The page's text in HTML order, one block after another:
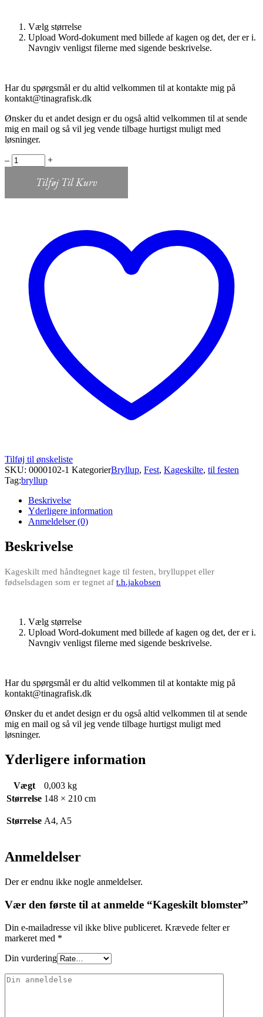
Vælg størrelse
Upload Word-dokument med billede af kagen og det, der er i.
Navngiv venligst filerne med sigende beskrivelse.
Har du spørgsmål er du altid velkommen til at kontakte mig på
kontakt@tinagrafisk.dk
Ønsker du et andet design er du også altid velkommen til at sende
mig en mail og så vil jeg vende tilbage hurtigst muligt med
løsninger.
Kageskilt
blomster
‒ +
Tilføj Til Kurv
Tilføj til ønskeliste
SKU: 0000102-1 KategorierBryllup, Fest, Kageskilte, til festen
Tag:bryllup
Beskrivelse
Yderligere information
Anmeldelser (0)
Beskrivelse
Kageskilt med håndtegnet kage til festen, brylluppet eller
fødselsdagen som er tegnet af t.h.jakobsen
Vælg størrelse
Upload Word-dokument med billede af kagen og det, der er i.
Navngiv venligst filerne med sigende beskrivelse.
Har du spørgsmål er du altid velkommen til at kontakte mig på
kontakt@tinagrafisk.dk
Ønsker du et andet design er du også altid velkommen til at sende
mig en mail og så vil jeg vende tilbage hurtigst muligt med
løsninger.
Yderligere information
Vægt
0,003 kg
Størrelse 148 × 210 cm
Størrelse A4, A5
Anmeldelser
Der er endnu ikke nogle anmeldelser.
Vær den første til at anmelde “Kageskilt blomster”
Din e-mailadresse vil ikke blive publiceret. Krævede felter er
markeret med *
Din vurdering